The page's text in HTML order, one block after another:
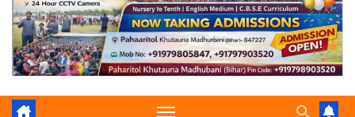
pa
m
e